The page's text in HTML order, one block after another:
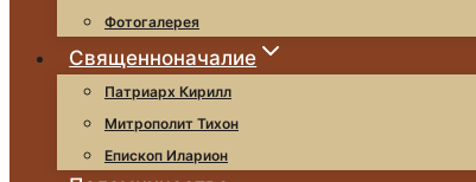
Фотогалерея
Священноначалие
Патриарх Кирилл
Митрополит Тихон
Епископ Иларион